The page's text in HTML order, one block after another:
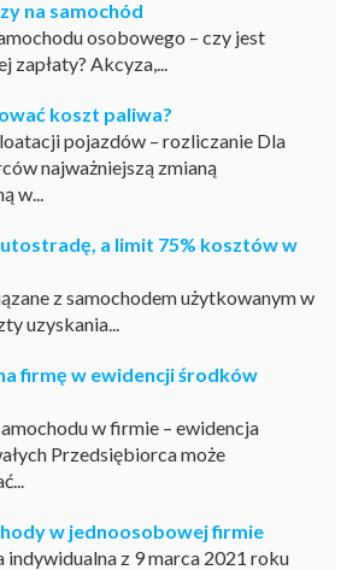
na samochód
osobowego – czy jest
zapłaty? Akcyza,...
koszt paliwa?
pojazdów – rozliczanie Dla
najważniejszą zmianą
w...
a limit 75% kosztów w
z samochodem użytkowanym w
uzyskania...
firmę w ewidencji środków
w firmie – ewidencja
Przedsiębiorca może
w jednoosobowej firmie
indywidualna z 9 marca 2021 roku